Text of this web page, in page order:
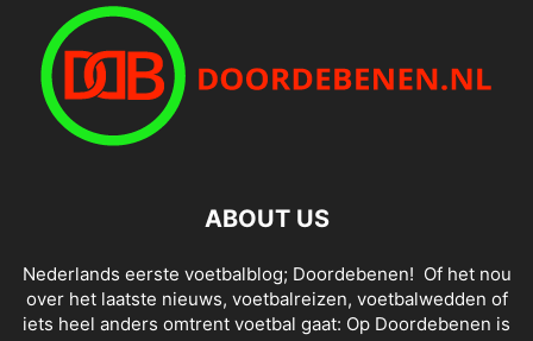
ABOUT US
Nederlands eerste voetbalblog; Doordebenen! Of het nou
over het laatste nieuws, voetbalreizen, voetbalwedden of
iets heel anders omtrent voetbal gaat: Op Doordebenen is